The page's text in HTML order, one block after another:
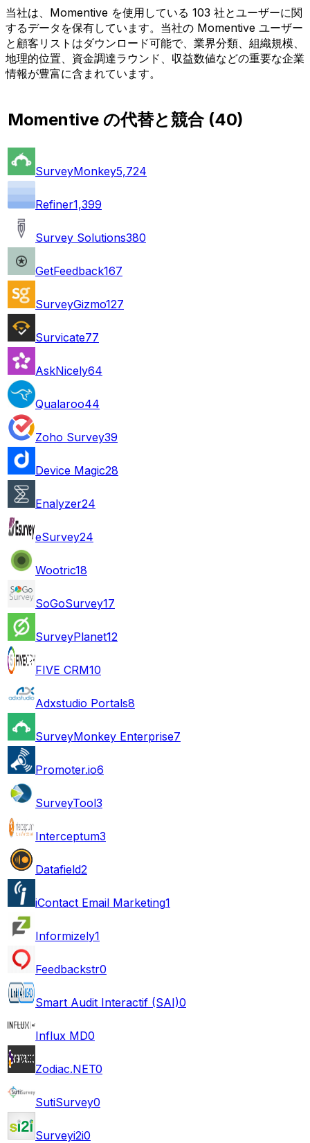
当社は、Momentive を使用している 103 社とユーザーに関
するデータを保有しています。当社の Momentive ユーザー
と顧客リストはダウンロード可能で、業界分類、組織規模、
地理的位置、資金調達ラウンド、収益数値などの重要な企業
情報が豊富に含まれています。
Momentive の代替と競合(40)
SurveyMonkey5,724
Refiner1,399
Survey Solutions380
GetFeedback167
SurveyGizmo127
Survicate77
AskNicely64
Qualaroo44
Zoho Survey39
Device Magic28
Enalyzer24
eSurvey24
Wootric18
SoGoSurvey17
SurveyPlanet12
FIVE CRM10
Adxstudio Portals8
SurveyMonkey Enterprise7
Promoter.io6
SurveyTool3
Interceptum3
Datafield2
iContact Email Marketing1
Informizely1
Feedbackstr0
Smart Audit Interactif (SAI)0
Influx MD0
Zodiac.NET0
SutiSurvey0
Surveyi2i0